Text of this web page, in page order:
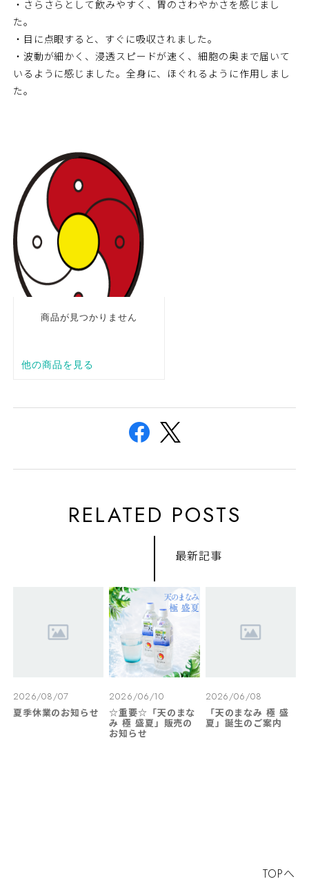
・さらさらとして飲みやすく、胃のさわやかさを感じまし
た。
・目に点眼すると、すぐに吸収されました。
・波動が細かく、浸透スピードが速く、細胞の奥まで届いて
いるように感じました。全身に、ほぐれるように作用しまし
た。
RELATED POSTS
最新記事
2026/08/07
夏季休業のお知らせ
2026/06/10
☆重要☆「天のまな
み 極 盛夏」販売の
お知らせ
2026/06/08
「天のまなみ 極 盛
夏」誕生のご案内
TOPへ